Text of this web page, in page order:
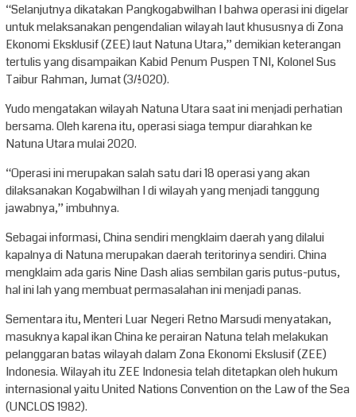
“Selanjutnya dikatakan Pangkogabwilhan I bahwa operasi ini digelar
untuk melaksanakan pengendalian wilayah laut khususnya di Zona
Ekonomi Eksklusif (ZEE) laut Natuna Utara,” demikian keterangan
tertulis yang disampaikan Kabid Penum Puspen TNI, Kolonel Sus
Taibur Rahman, Jumat (3/1/2020).
Yudo mengatakan wilayah Natuna Utara saat ini menjadi perhatian
bersama. Oleh karena itu, operasi siaga tempur diarahkan ke
Natuna Utara mulai 2020.
“Operasi ini merupakan salah satu dari 18 operasi yang akan
dilaksanakan Kogabwilhan I di wilayah yang menjadi tanggung
jawabnya,” imbuhnya.
Sebagai informasi, China sendiri mengklaim daerah yang dilalui
kapalnya di Natuna merupakan daerah teritorinya sendiri. China
mengklaim ada garis Nine Dash alias sembilan garis putus-putus,
hal ini lah yang membuat permasalahan ini menjadi panas.
Sementara itu, Menteri Luar Negeri Retno Marsudi menyatakan,
masuknya kapal ikan China ke perairan Natuna telah melakukan
pelanggaran batas wilayah dalam Zona Ekonomi Ekslusif (ZEE)
Indonesia. Wilayah itu ZEE Indonesia telah ditetapkan oleh hukum
internasional yaitu United Nations Convention on the Law of the Sea
(UNCLOS 1982).